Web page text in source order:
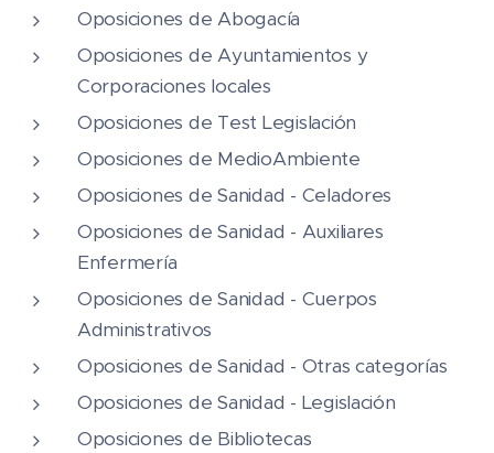
Oposiciones de Abogacía
Oposiciones de Ayuntamientos y
Corporaciones locales
Oposiciones de Test Legislación
Oposiciones de MedioAmbiente
Oposiciones de Sanidad - Celadores
Oposiciones de Sanidad - Auxiliares
Enfermería
Oposiciones de Sanidad - Cuerpos
Administrativos
Oposiciones de Sanidad - Otras categorías
Oposiciones de Sanidad - Legislación
Oposiciones de Bibliotecas